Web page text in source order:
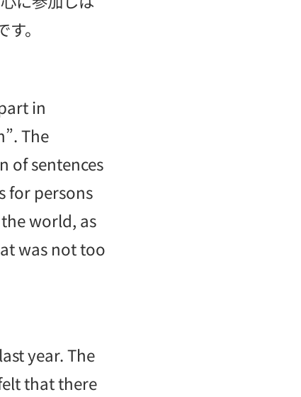
。
in
The
of sentences
for persons
world, as
was not too
year. The
that there